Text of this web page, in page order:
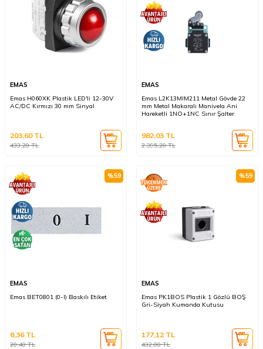
EMAS
Emas H060XK Plastik LED'li 12-30V
AC/DC Kırmızı 30 mm Sinyal
433,20TL
203,60TL
EMAS
Emas L2K13MIM211 Metal Gövde 22
mm Metal Makaralı Manivela Ani
Hareketli 1NO+1NC Sınır Şalter
2.395,20TL
982,03 TL
%59
EMAS
Emas BET0801 (0-I) Baskılı Etiket
20,40TL
8,36TL
%59
EMAS
Emas PK1BOS Plastik 1 Gözlü BOŞ
Gri-Siyah Kumanda Kutusu
432,00TL
177,12 TL